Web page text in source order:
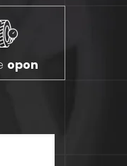
opon